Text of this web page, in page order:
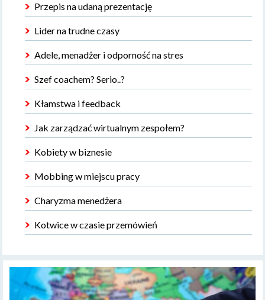
Przepis na udaną prezentację
Lider na trudne czasy
Adele, menadżer i odporność na stres
Szef coachem? Serio..?
Kłamstwa i feedback
Jak zarządzać wirtualnym zespołem?
Kobiety w biznesie
Mobbing w miejscu pracy
Charyzma menedżera
Kotwice w czasie przemówień